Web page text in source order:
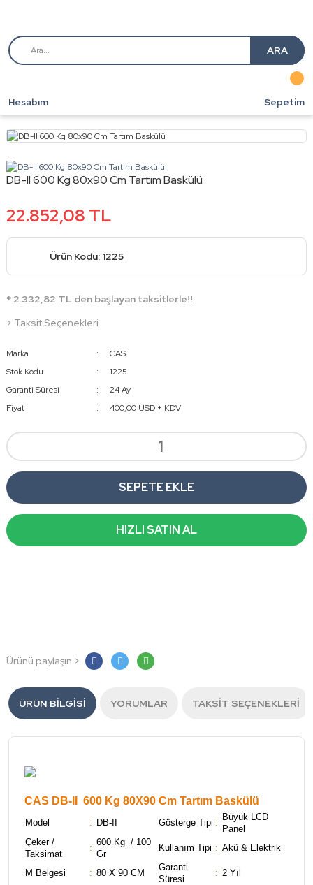
ARA
Hesabım Sepetim
DB-II 600 Kg 80x90 Cm Tartım Baskülü
22.852,08 TL
Ürün Kodu: 1225
* 2.332,82 TL den başlayan taksitlerle!!
> Taksit Seçenekleri
Marka
CAS
Stok Kodu
1225
Garanti Süresi
24 Ay
Fiyat
400,00 USD + KDV
SEPETE EKLE
HIZLI SATIN AL
Ürünü paylaşın >
ÜRÜN BILGISI YORUMLAR TAKSIT SEÇENEKLERI
CAS DB-II 600 Kg 80X90 Cm Tartım Baskülü
Model : DB-II Gösterge Tipi :
Büyük LCD
Panel
Çeker /
Taksimat
:
600 Kg / 100
Gr
Kullanım Tipi : Akü & Elektrik
M Belgesi : 80 X 90 CM
Garanti
Süresi
: 2 Yıl